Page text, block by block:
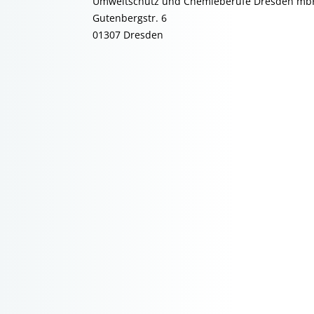
Gutenbergstr. 6
01307 Dresden